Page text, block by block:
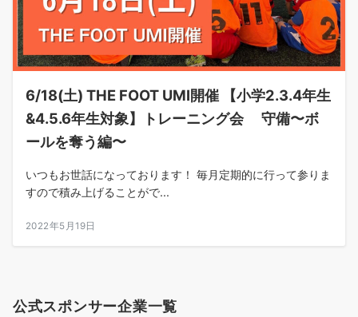
6/18(土) THE FOOT UMI開催 【小学2.3.4年生
&4.5.6年生対象】トレーニング会 守備〜ボ
ールを奪う編〜
いつもお世話になっております！ 毎月定期的に行って参りま
すので積み上げることがで...
2022年5月19日
公式スポンサー企業一覧